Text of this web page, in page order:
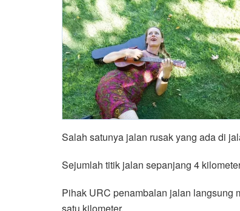
Salah satunya jalan rusak yang ada di
Sejumlah titik jalan sepanjang 4
Pihak URC penambalan jalan langsung